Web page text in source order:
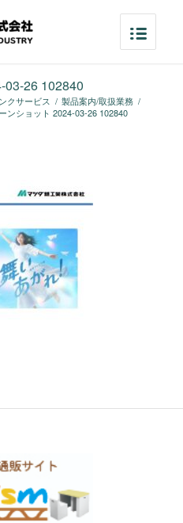
03-26 102840
クサービス / 製品案内/取扱業務 /
ンショット 2024-03-26 102840